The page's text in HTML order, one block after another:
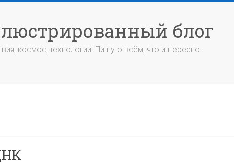
блог
космос, технологии. Пишу о всём, что интересно.